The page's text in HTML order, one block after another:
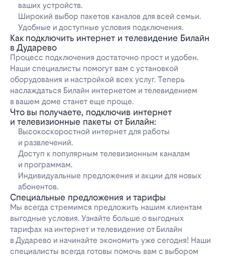
ваших устройств.
Широкий выбор пакетов каналов для всей семьи.
Удобные и доступные условия подключения.
Как подключить интернет и телевидение Билайн
в Дударево
Процесс подключения достаточно прост и удобен.
Наши специалисты помогут вам с установкой
оборудования и настройкой всех услуг. Теперь
наслаждаться Билайн интернетом и телевидением
в вашем доме станет еще проще.
Что вы получаете, подключив интернет
и телевизионные пакеты от Билайн:
Высокоскоростной интернет для работы
и развлечений.
Доступ к популярным телевизионным каналам
и программам.
Индивидуальные предложения и акции для новых
абонентов.
Специальные предложения и тарифы
Мы всегда стремимся предложить нашим клиентам
выгодные условия. Узнайте больше о выгодных
тарифах на интернет и телевидение от Билайн
в Дударево и начинайте экономить уже сегодня! Наши
специалисты всегда готовы помочь вам с выбором